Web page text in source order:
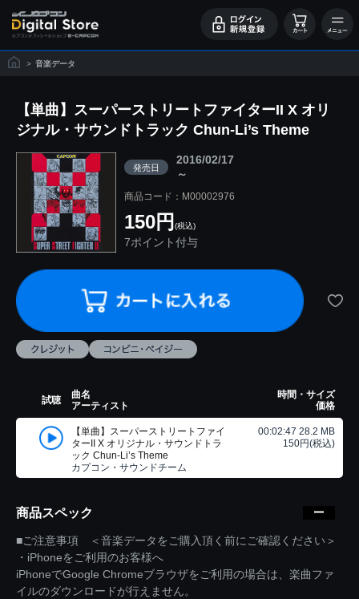
> 音楽データ
【単曲】スーパーストリートファイターII X オリ
ジナル・サウンドトラック Chun-Li’s Theme
発売日
2016/02/17
～
商品コード：M00002976
150円 (税込)
7ポイント付与
試聴
曲名
アーティスト
時間・サイズ
価格
【単曲】スーパーストリートファイ
ターII X オリジナル・サウンドトラ
ック Chun-Li’s Theme
カプコン・サウンドチーム
00:02:47 28.2 MB
150円(税込)
商品スペック
■ご注意事項 ＜音楽データをご購入頂く前にご確認ください＞
・iPhoneをご利用のお客様へ
iPhoneでGoogle Chromeブラウザをご利用の場合は、楽曲ファ
イルのダウンロードが行えません。